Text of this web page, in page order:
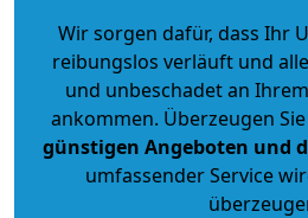
Wir sorgen dafür, dass Ihr
reibungslos verläuft und
und unbeschadet an
ankommen. Überzeugen
günstigen Angeboten und
umfassender Service